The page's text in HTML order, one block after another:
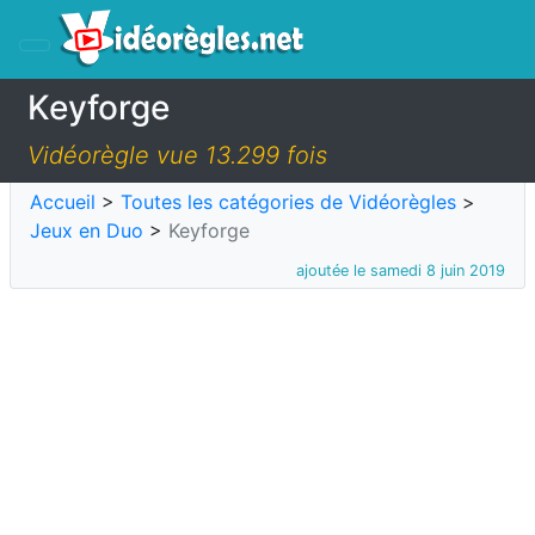
Keyforge
Vidéorègle vue 13.299 fois
Accueil > Toutes les catégories de Vidéorègles >
Jeux en Duo > Keyforge
ajoutée le samedi 8 juin 2019